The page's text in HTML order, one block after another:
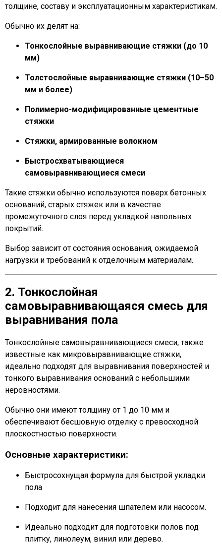
толщине, составу и эксплуатационным характеристикам.
Обычно их делят на:
Тонкослойные выравнивающие стяжки (до 10
мм)
Толстослойные выравнивающие стяжки (10–50
мм и более)
Полимерно-модифицированные цементные
стяжки
Стяжки, армированные волокном
Быстросхватывающиеся
самовыравнивающиеся смеси
Такие стяжки обычно используются поверх бетонных
оснований, старых стяжек или в качестве
промежуточного слоя перед укладкой напольных
покрытий.
Выбор зависит от состояния основания, ожидаемой
нагрузки и требований к отделочным материалам.
2. Тонкослойная
самовыравнивающаяся смесь для
выравнивания пола
Тонкослойные самовыравнивающиеся смеси, также
известные как микровыравнивающие стяжки,
идеально подходят для выравнивания поверхностей и
тонкого выравнивания оснований с небольшими
неровностями.
Обычно они имеют толщину от 1 до 10 мм и
обеспечивают бесшовную отделку с превосходной
плоскостностью поверхности.
Основные характеристики:
Быстросохнущая формула для быстрой укладки
пола
Подходит для нанесения шпателем или насосом.
Идеально подходит для подготовки полов под
плитку, линолеум, винил или дерево.